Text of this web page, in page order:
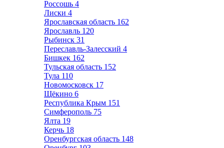
Россошь 4
Лиски 4
Ярославская область 162
Ярославль 120
Рыбинск 31
Переславль-Залесский 4
Бишкек 162
Тульская область 152
Тула 110
Новомосковск 17
Щёкино 6
Республика Крым 151
Симферополь 75
Ялта 19
Керчь 18
Оренбургская область 148